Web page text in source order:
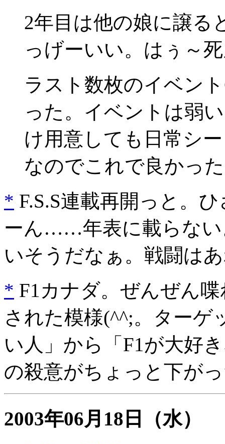
2年目は他の娘に譲る
っげーいい。はぅ～
ラスト数枚のイベン
った。イベントは弱
け用意しても日常シ
なのでこれで良かっ
* F.S.S連載再開っと。
ーん……年表に載らない
いそうだなぁ。戦闘は
* F1カナダ。ぜんぜん
された模様(^^;。ターゲ
い人」から「F1が大好
の殺意がちょっと下が
2003年06月18日
（水）